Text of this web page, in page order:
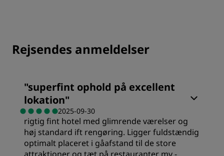
Rejsendes anmeldelser
"superfint ophold på excellent
lokation"
2025-09-30
rigtig fint hotel med glimrende værelser og
høj standard ift rengøring. Ligger fuldstændig
optimalt placeret i gåafstand til de store